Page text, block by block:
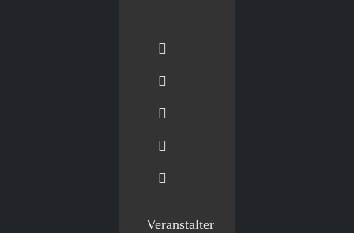
Veranstalter